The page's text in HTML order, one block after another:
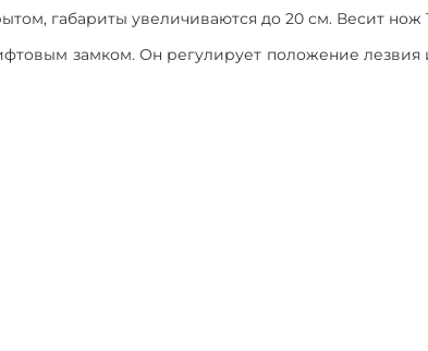
габариты увеличиваются до 20 см. Весит нож
замком. Он регулирует положение лезвия